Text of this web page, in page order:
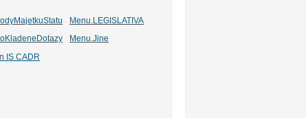
Menu.LEGISLATIVA
Menu.Jine
IS CADR